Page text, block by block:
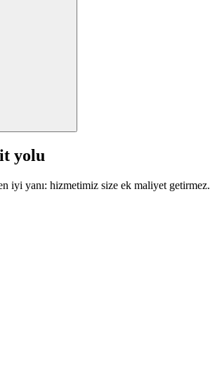
yolu
iyi yanı: hizmetimiz size ek maliyet getirmez.